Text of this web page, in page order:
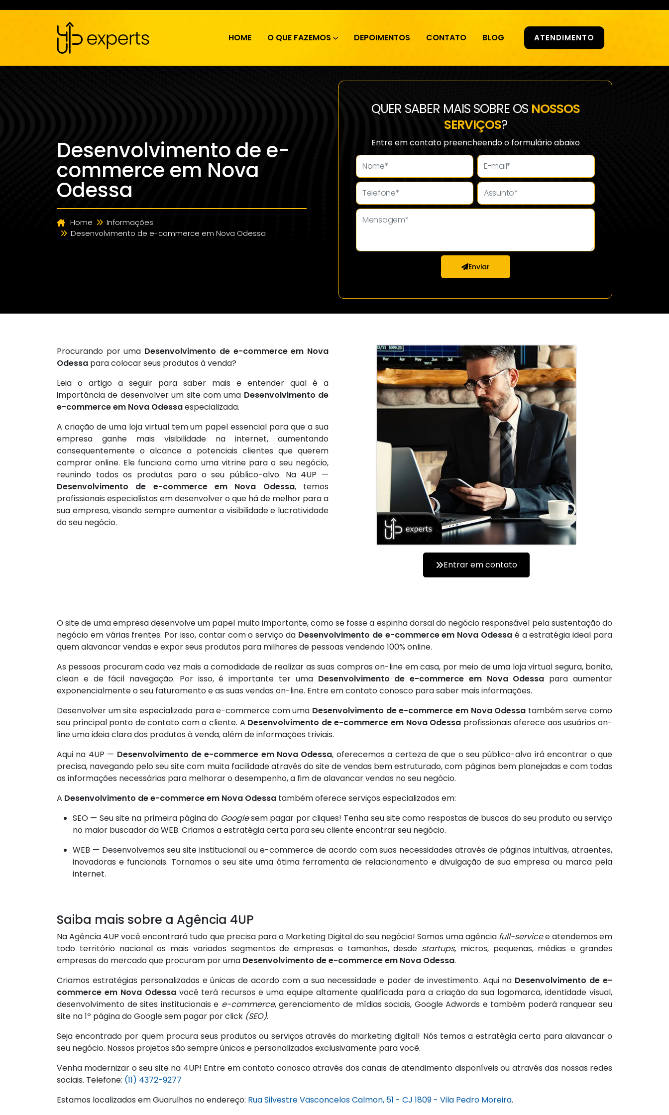
HOME O QUE FAZEMOS DEPOIMENTOS CONTATO BLOG ATENDIMENTO
Desenvolvimento de e-
commerce em Nova
Odessa
Home
Informações
Desenvolvimento de e-commerce em Nova Odessa
QUER SABER MAIS SOBRE OS NOSSOS
SERVIÇOS?
Entre em contato preencheendo o formulário abaixo
Enviar
Procurando por uma Desenvolvimento de e-commerce em Nova
Odessa para colocar seus produtos à venda?
Leia o artigo a seguir para saber mais e entender qual é a
importância de desenvolver um site com uma Desenvolvimento de
e-commerce em Nova Odessaespecializada.
A criação de uma loja virtual tem um papel essencial para que a sua
empresa ganhe mais visibilidade na internet, aumentando
consequentemente o alcance a potenciais clientes que querem
comprar online. Ele funciona como uma vitrine para o seu negócio,
reunindo todos os produtos para o seu público-alvo. Na 4UP —
Desenvolvimento de e-commerce em Nova Odessa, temos
profissionais especialistas em desenvolver o que há de melhor para a
sua empresa, visando sempre aumentar a visibilidade e lucratividade
do seu negócio.
Entrar em contato
O site de uma empresa desenvolve um papel muito importante, como se fosse a espinha dorsal do negócio responsável pela sustentação do
negócio em várias frentes. Por isso, contar com o serviço da Desenvolvimento de e-commerce em Nova Odessaé a estratégia ideal para
quem alavancar vendas e expor seus produtos para milhares de pessoas vendendo 100% online.
As pessoas procuram cada vez mais a comodidade de realizar as suas compras on-line em casa, por meio de uma loja virtual segura, bonita,
clean e de fácil navegação. Por isso, é importante ter uma Desenvolvimento de e-commerce em Nova Odessa para aumentar
exponencialmente o seu faturamento e as suas vendas on-line. Entre em contato conosco para saber mais informações.
Desenvolver um site especializado para e-commerce com uma Desenvolvimento de e-commerce em Nova Odessa também serve como
seu principal ponto de contato com o cliente. A Desenvolvimento de e-commerce em Nova Odessa profissionais oferece aos usuários on-
line uma ideia clara dos produtos à venda, além de informações triviais.
Aqui na 4UP — Desenvolvimento de e-commerce em Nova Odessa, oferecemos a certeza de que o seu público-alvo irá encontrar o que
precisa, navegando pelo seu site com muita facilidade através do site de vendas bem estruturado, com páginas bem planejadas e com todas
as informações necessárias para melhorar o desempenho, a fim de alavancar vendas no seu negócio.
A Desenvolvimento de e-commerce em Nova Odessa também oferece serviços especializados em:
SEO — Seu site na primeira página do Googlesem pagar por cliques! Tenha seu site como respostas de buscas do seu produto ou serviço
no maior buscador da WEB. Criamos a estratégia certa para seu cliente encontrar seu negócio.
WEB — Desenvolvemos seu site institucional ou e-commerce de acordo com suas necessidades através de páginas intuitivas, atraentes,
inovadoras e funcionais. Tornamos o seu site uma ótima ferramenta de relacionamento e divulgação de sua empresa ou marca pela
internet.
Saiba mais sobre a Agência 4UP
Na Agência 4UP você encontrará tudo que precisa para o Marketing Digital do seu negócio! Somos uma agência full-servicee atendemos em
todo território nacional os mais variados segmentos de empresas e tamanhos, desde startups, micros, pequenas, médias e grandes
empresas do mercado que procuram por uma Desenvolvimento de e-commerce em Nova Odessa.
Criamos estratégias personalizadas e únicas de acordo com a sua necessidade e poder de investimento. Aqui na Desenvolvimento de e-
commerce em Nova Odessavocê terá recursos e uma equipe altamente qualificada para a criação da sua logomarca, identidade visual,
desenvolvimento de sites institucionais e e-commerce, gerenciamento de mídias sociais, Google Adwords e também poderá ranquear seu
site na 1º página do Google sem pagar por click (SEO).
Seja encontrado por quem procura seus produtos ou serviços através do marketing digital! Nós temos a estratégia certa para alavancar o
seu negócio. Nossos projetos são sempre únicos e personalizados exclusivamente para você.
Venha modernizar o seu site na 4UP! Entre em contato conosco através dos canais de atendimento disponíveis ou através das nossas redes
sociais. Telefone: (11) 4372-9277
Estamos localizados em Guarulhos no endereço: Rua Silvestre Vasconcelos Calmon, 51 - CJ 1809 - Vila Pedro Moreira.